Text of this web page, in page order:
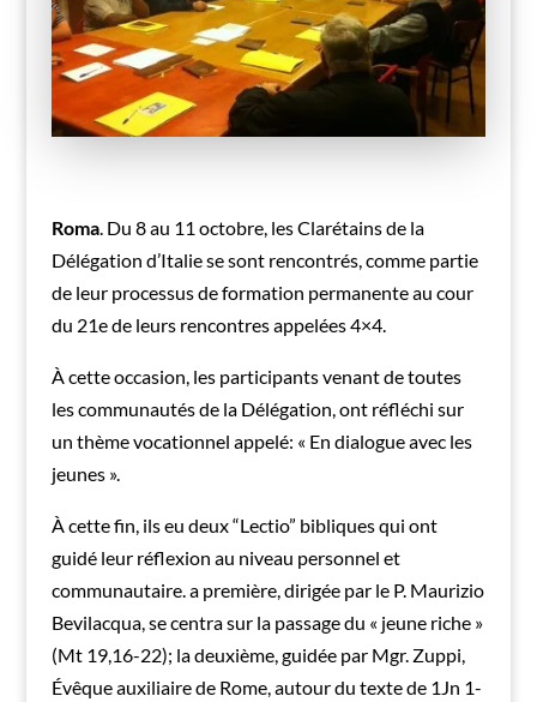
Roma. Du 8 au 11 octobre, les Clarétains de la
Délégation d’Italie se sont rencontrés, comme partie
de leur processus de formation permanente au cour
du 21e de leurs rencontres appelées 4×4.
À cette occasion, les participants venant de toutes
les communautés de la Délégation, ont réfléchi sur
un thème vocationnel appelé: « En dialogue avec les
jeunes ».
À cette fin, ils eu deux “Lectio” bibliques qui ont
guidé leur réflexion au niveau personnel et
communautaire. a première, dirigée par le P. Maurizio
Bevilacqua, se centra sur la passage du « jeune riche »
(Mt 19,16-22); la deuxième, guidée par Mgr. Zuppi,
Évêque auxiliaire de Rome, autour du texte de 1Jn 1-